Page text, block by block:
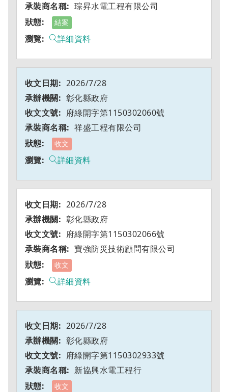
琮昇水電工程有限公司
結案
詳細資料
2026/7/28
彰化縣政府
府綠開字第1150302060號
祥盛工程有限公司
收文
詳細資料
2026/7/28
彰化縣政府
府綠開字第1150302066號
寶強防災技術顧問有限公司
收文
詳細資料
2026/7/28
彰化縣政府
府綠開字第1150302933號
新協興水電工程行
收文